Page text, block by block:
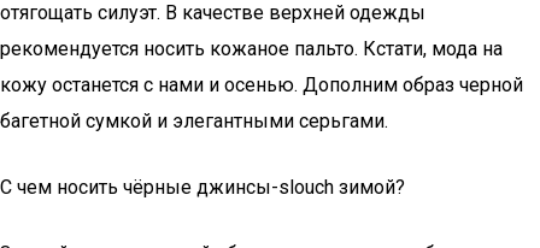
отягощать силуэт. В качестве верхней одежды
рекомендуется носить кожаное пальто. Кстати, мода на
кожу останется с нами и осенью. Дополним образ черной
багетной сумкой и элегантными серьгами.
С чем носить чёрные джинсы-slouch зимой?